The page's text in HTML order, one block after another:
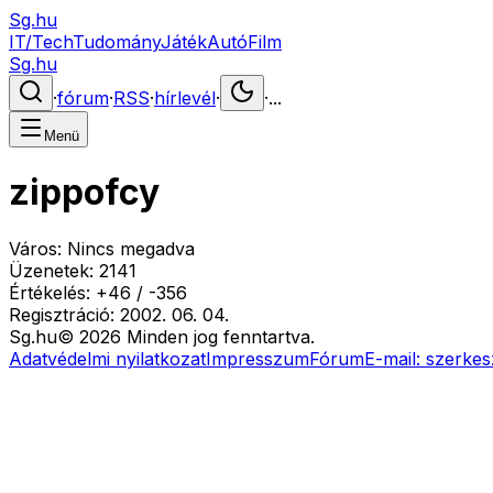
Sg.hu
IT/TechTudományJátékAutóFilm
Sg.hu
·fórum·RSS·hírlevél· ·...
Menü
zippofcy
Város: Nincs megadva
Üzenetek: 2141
Értékelés: +46 / -356
Regisztráció: 2002. 06. 04.
Sg.hu© 2026 Minden jog fenntartva.
Adatvédelmi nyilatkozatImpresszumFórumE-mail: